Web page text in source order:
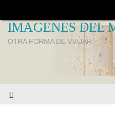
IMAGENES DEL
OTRA FORMA DE VIAJAR